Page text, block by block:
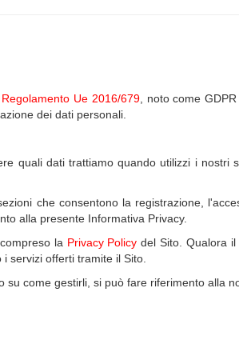
Regolamento Ue 2016/679, noto come
dei dati personali.
quali dati trattiamo quando utilizzi i nostri
che consentono la registrazione,
alla presente Informativa Privacy.
la Privacy Policy del Sito. Qualora
servizi offerti tramite il Sito.
su come gestirli, si può fare riferimento alla